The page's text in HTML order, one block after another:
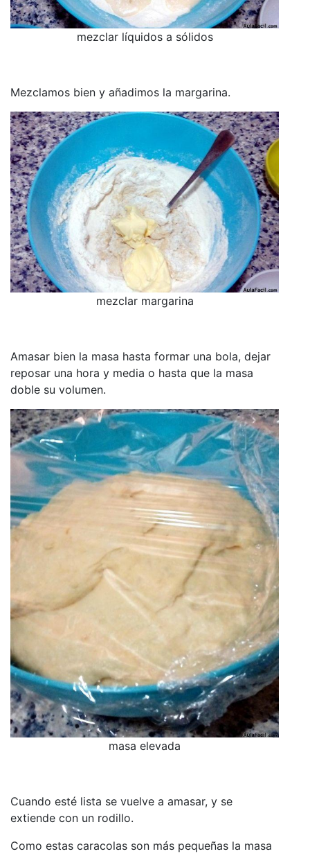
mezclar líquidos a sólidos
Mezclamos bien y añadimos la margarina.
mezclar margarina
Amasar bien la masa hasta formar una bola, dejar
reposar una hora y media o hasta que la masa
doble su volumen.
masa elevada
Cuando esté lista se vuelve a amasar, y se
extiende con un rodillo.
Como estas caracolas son más pequeñas la masa